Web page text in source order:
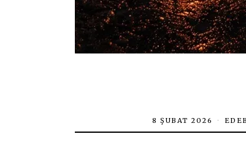
8 ŞUBAT 2026